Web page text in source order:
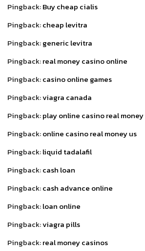
Pingback:Buy cheap cialis
Pingback:cheap levitra
Pingback:generic levitra
Pingback:real money casino online
Pingback:casino online games
Pingback:viagra canada
Pingback:play online casino real money
Pingback:online casino real money us
Pingback:liquid tadalafil
Pingback:cash loan
Pingback:cash advance online
Pingback:loan online
Pingback:viagra pills
Pingback:real money casinos